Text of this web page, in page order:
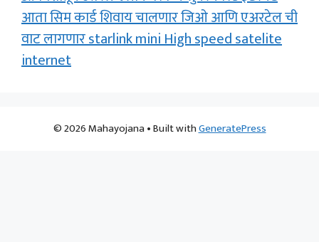
आता सिम कार्ड शिवाय चालणार जिओ आणि एअरटेल ची
वाट लागणार starlink mini High speed satelite
internet
© 2026 Mahayojana • Built withGeneratePress